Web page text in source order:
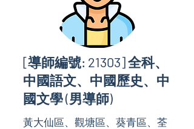
[導師編號: 21303] 全科、
中國語文、中國歷史、中
國文學 (男導師)
黃大仙區、觀塘區、葵青區、荃